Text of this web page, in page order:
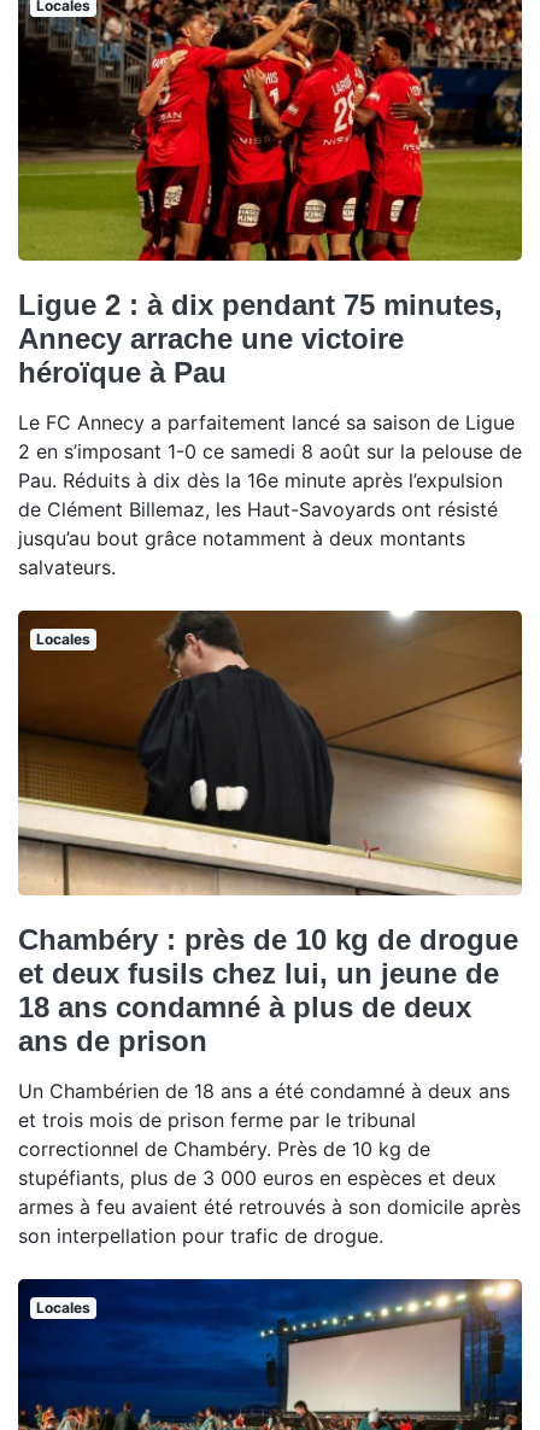
Locales
Ligue 2 : à dix pendant 75 minutes,
Annecy arrache une victoire
héroïque à Pau
Le FC Annecy a parfaitement lancé sa saison de Ligue
2 en s’imposant 1-0 ce samedi 8 août sur la pelouse de
Pau. Réduits à dix dès la 16e minute après l’expulsion
de Clément Billemaz, les Haut-Savoyards ont résisté
jusqu’au bout grâce notamment à deux montants
salvateurs.
Locales
Chambéry : près de 10 kg de drogue
et deux fusils chez lui, un jeune de
18 ans condamné à plus de deux
ans de prison
Un Chambérien de 18 ans a été condamné à deux ans
et trois mois de prison ferme par le tribunal
correctionnel de Chambéry. Près de 10 kg de
stupéfiants, plus de 3 000 euros en espèces et deux
armes à feu avaient été retrouvés à son domicile après
son interpellation pour trafic de drogue.
Locales